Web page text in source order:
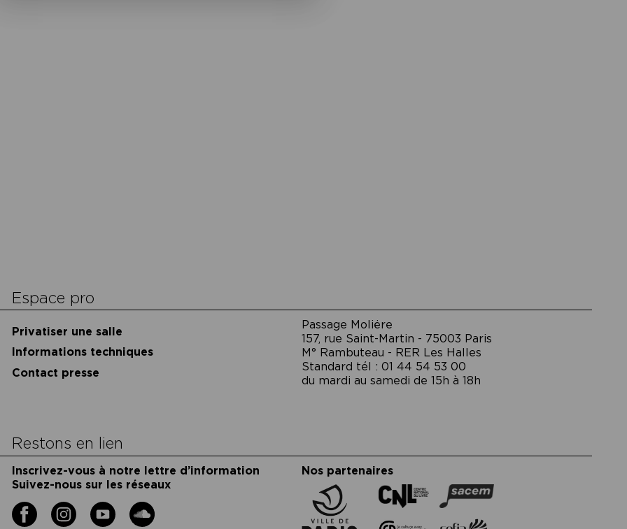
Espace pro
Privatiser une salle
Informations techniques
Contact presse
Passage Moliėre
157, rue Saint-Martin - 75003 Paris
M° Rambuteau - RER Les Halles
Standard tél : 01 44 54 53 00
du mardi au samedi de 15h à 18h
Restons en lien
Inscrivez-vous à notre lettre d’information
Suivez-nous sur les réseaux
Nos partenaires